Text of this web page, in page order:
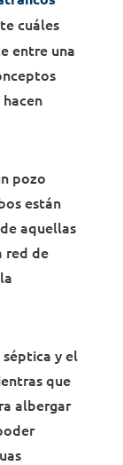
cuáles
entre una
pozo
están
aquellas
red de
y el
que
albergar